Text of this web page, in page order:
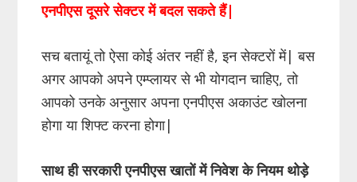
एनपीएस दूसरे सेक्टर में बदल सकते हैं|
सच बतायूं तो ऐसा कोई अंतर नहीं है, इन सेक्टरों में| बस
अगर आपको अपने एम्प्लायर से भी योगदान चाहिए, तो
आपको उनके अनुसार अपना एनपीएस अकाउंट खोलना
होगा या शिफ्ट करना होगा|
साथ ही सरकारी एनपीएस खातों में निवेश के नियम थोड़े